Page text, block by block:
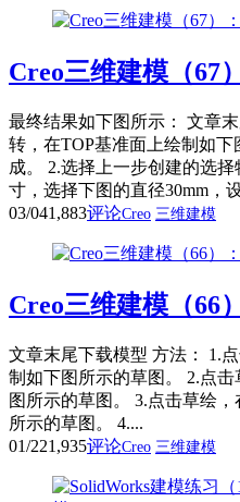
Creo三维建模（67
最终结果如下图所示： 文章
转，在TOP基准面上绘制如
成。 2.选择上一步创建的选
寸，选择下图的直径30mm，
03/041,883评论Creo 三维建模
Creo三维建模（66
文章末尾下载模型 方法： 1.
制如下图所示的草图。 2.点
图所示的草图。 3.点击草绘
所示的草图。 4....
01/221,935评论Creo 三维建模